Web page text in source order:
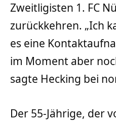
Zweitligisten 1. FC
zurückkehren. „Ich
es eine
im Moment aber
sagte Hecking bei
Der 55-Jährige, der